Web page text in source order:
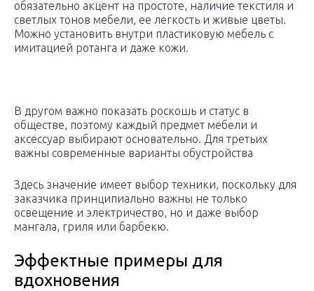
обязательно акцент на простоте, наличие текстиля и
светлых тонов мебели, ее легкость и живые цветы.
Можно установить внутри пластиковую мебель с
имитацией ротанга и даже кожи.
В другом важно показать роскошь и статус в
обществе, поэтому каждый предмет мебели и
аксессуар выбирают основательно. Для третьих
важны современные варианты обустройства
Здесь значение имеет выбор техники, поскольку для
заказчика принципиально важны не только
освещение и электричество, но и даже выбор
мангала, гриля или барбекю.
Эффектные примеры для
вдохновения